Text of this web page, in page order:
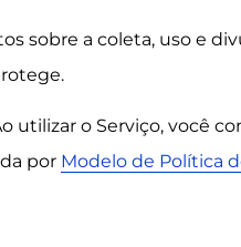
sobre a coleta, uso e
utilizar o Serviço, você
por Modelo de Política